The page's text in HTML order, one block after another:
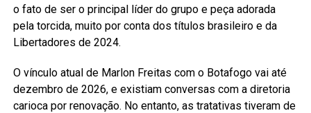
o fato de ser o principal líder do grupo e peça adorada
pela torcida, muito por conta dos títulos brasileiro e da
Libertadores de 2024.
O vínculo atual de Marlon Freitas com o Botafogo vai até
dezembro de 2026, e existiam conversas com a diretoria
carioca por renovação. No entanto, as tratativas tiveram de